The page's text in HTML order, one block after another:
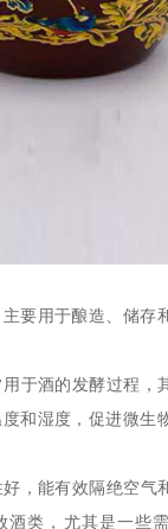
要用于酿造、储存
于酒的发酵过程，
和湿度，促进微生
，能有效隔绝空气
酒类，尤其是一些